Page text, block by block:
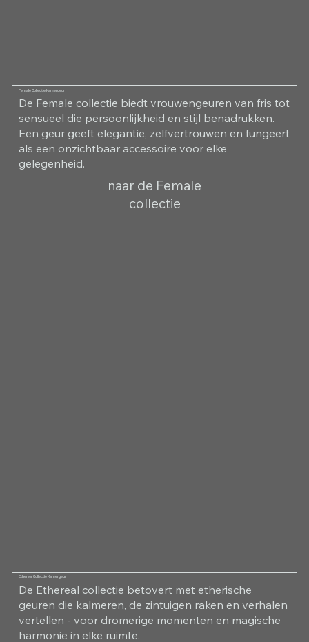
Female Collectie Kamergeur
De Female collectie biedt vrouwengeuren van fris tot
sensueel die persoonlijkheid en stijl benadrukken.
Een geur geeft elegantie, zelfvertrouwen en fungeert
als een onzichtbaar accessoire voor elke
gelegenheid.
naar de Female
collectie
Ethereal Collectie Kamergeur
De Ethereal collectie betovert met etherische
geuren die kalmeren, de zintuigen raken en verhalen
vertellen - voor dromerige momenten en magische
harmonie in elke ruimte.